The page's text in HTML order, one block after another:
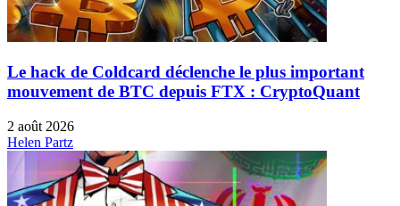
Le hack de Coldcard déclenche le plus important
mouvement de BTC depuis FTX : CryptoQuant
2 août 2026
Helen Partz